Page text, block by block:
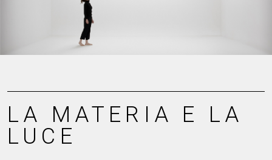
LA MATERIA E LA
LUCE